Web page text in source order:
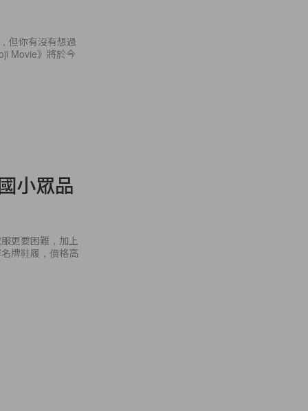
但你有沒有想過
Movie》將於今
小眾品
更要困難，加上
牌鞋履，價格高